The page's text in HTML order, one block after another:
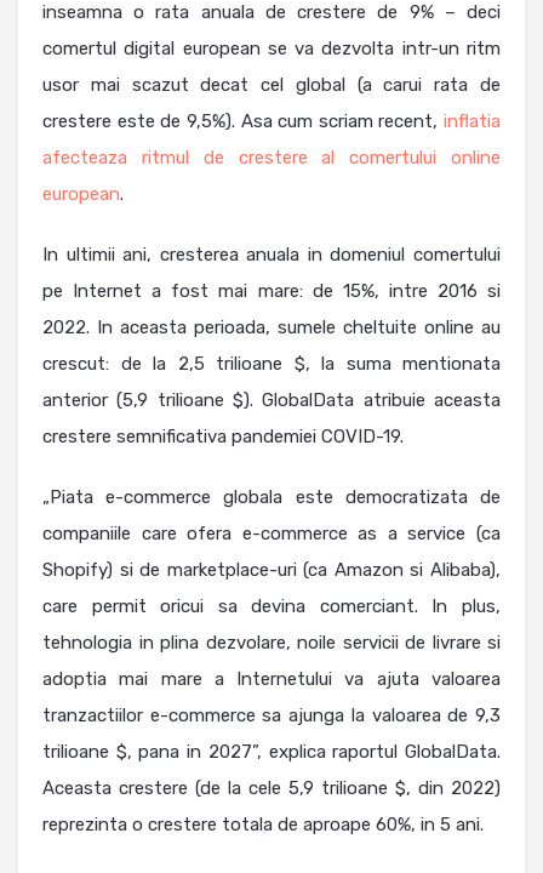
inseamna o rata anuala de crestere de 9% – deci
comertul digital european se va dezvolta intr-un ritm
usor mai scazut decat cel global (a carui rata de
crestere este de 9,5%). Asa cum scriam recent, inflatia
afecteaza ritmul de crestere al comertului online
european.
In ultimii ani, cresterea anuala in domeniul comertului
pe Internet a fost mai mare: de 15%, intre 2016 si
2022. In aceasta perioada, sumele cheltuite online au
crescut: de la 2,5 trilioane $, la suma mentionata
anterior (5,9 trilioane $). GlobalData atribuie aceasta
crestere semnificativa pandemiei COVID-19.
„Piata e-commerce globala este democratizata de
companiile care ofera e-commerce as a service (ca
Shopify) si de marketplace-uri (ca Amazon si Alibaba),
care permit oricui sa devina comerciant. In plus,
tehnologia in plina dezvolare, noile servicii de livrare si
adoptia mai mare a Internetului va ajuta valoarea
tranzactiilor e-commerce sa ajunga la valoarea de 9,3
trilioane $, pana in 2027”, explica raportul GlobalData.
Aceasta crestere (de la cele 5,9 trilioane $, din 2022)
reprezinta o crestere totala de aproape 60%, in 5 ani.